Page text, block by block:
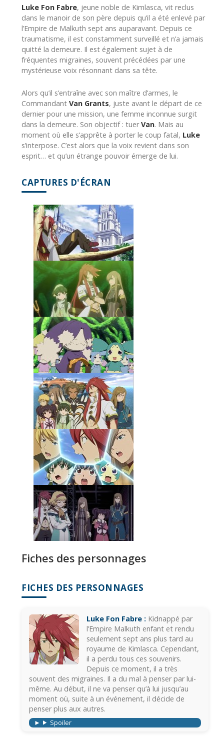
Luke Fon Fabre, jeune noble de Kimlasca, vit reclus
dans le manoir de son père depuis qu’il a été enlevé par
l’Empire de Malkuth sept ans auparavant. Depuis ce
traumatisme, il est constamment surveillé et n’a jamais
quitté la demeure. Il est également sujet à de
fréquentes migraines, souvent précédées par une
mystérieuse voix résonnant dans sa tête.
Alors qu’il s’entraîne avec son maître d’armes, le
Commandant Van Grants, juste avant le départ de ce
dernier pour une mission, une femme inconnue surgit
dans la demeure. Son objectif : tuerVan. Mais au
moment où elle s’apprête à porter le coup fatal, Luke
s’interpose. C’est alors que la voix revient dans son
esprit… et qu’un étrange pouvoir émerge de lui.
CAPTURES D'ÉCRAN
Fiches des personnages
FICHES DES PERSONNAGES
Luke Fon Fabre : Kidnappé par
l’Empire Malkuth enfant et rendu
seulement sept ans plus tard au
royaume de Kimlasca. Cependant,
il a perdu tous ces souvenirs.
Depuis ce moment, il a très
souvent des migraines. Il a du mal à penser par lui-
même. Au début, il ne va penser qu’à lui jusqu’au
moment où, suite à un événement, il décide de
penser plus aux autres.
Spoiler